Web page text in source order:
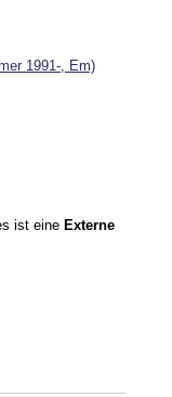
1991-, Em)
ist eine Externe